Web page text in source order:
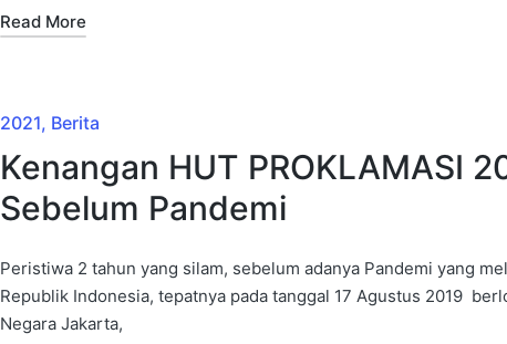
Read More
2021 Berita
Kenangan HUT PROKLAMASI
Sebelum Pandemi
Peristiwa 2 tahun yang silam, sebelum adanya Pandemi yang
Republik Indonesia, tepatnya pada tanggal 17 Agustus 2019
Negara Jakarta,